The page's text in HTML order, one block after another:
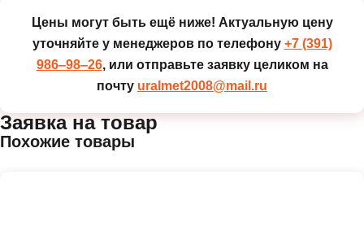
Цены могут быть ещё ниже! Актуальную цену
уточняйте у менеджеров по телефону +7 (391)
986‒98‒26, или отправьте заявку целиком на
почту uralmet2008@mail.ru
Заявка на товар
Похожие товары